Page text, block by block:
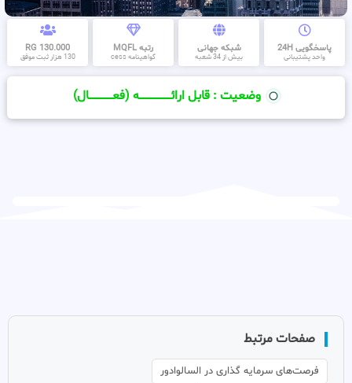
پاسخگویی 24H
واحد پشتیبانی
شبکه جهانی
بیش از 34 شعبه
رتبه MQFL
گواهینامه cess
130.000 RG
130 هزار ثبت موفق
وضعیت : قابل ارائــــــــــــــــــــه (فعـــــــــــــــال)
صفحات مرتبط
فرصت‌های سرمایه گذاری در السالوادور